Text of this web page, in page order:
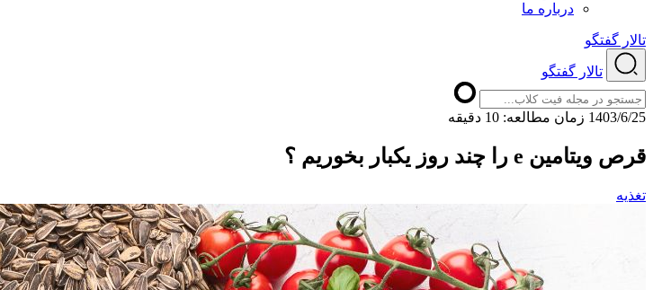
درباره ما
تالار گفتگو
تالار گفتگو
1403/6/25 ﺯﻣﺎﻥ ﻣﻄﺎﻟﻌﻪ: 10 دقیقه
قرص ویتامین e را چند روز یکبار بخوریم ؟
تغذیه